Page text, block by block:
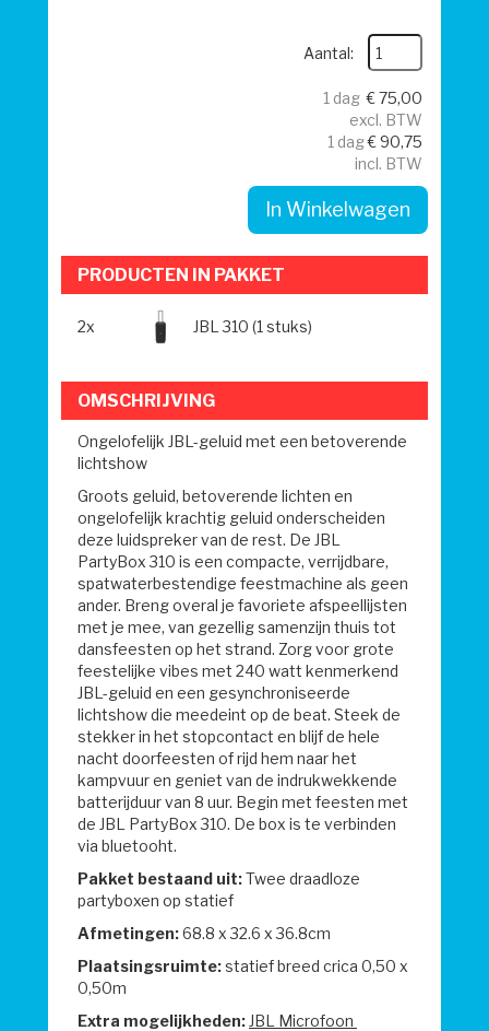
Aantal:
1 dag € 75,00
excl. BTW
1 dag€ 90,75
incl. BTW
In Winkelwagen
PRODUCTEN IN PAKKET
2x JBL 310 (1 stuks)
OMSCHRIJVING
Ongelofelijk JBL-geluid met een betoverende
lichtshow
Groots geluid, betoverende lichten en
ongelofelijk krachtig geluid onderscheiden
deze luidspreker van de rest. De JBL
PartyBox 310 is een compacte, verrijdbare,
spatwaterbestendige feestmachine als geen
ander. Breng overal je favoriete afspeellijsten
met je mee, van gezellig samenzijn thuis tot
dansfeesten op het strand. Zorg voor grote
feestelijke vibes met 240 watt kenmerkend
JBL-geluid en een gesynchroniseerde
lichtshow die meedeint op de beat. Steek de
stekker in het stopcontact en blijf de hele
nacht doorfeesten of rijd hem naar het
kampvuur en geniet van de indrukwekkende
batterijduur van 8 uur. Begin met feesten met
de JBL PartyBox 310. De box is te verbinden
via bluetooht.
Pakket bestaand uit:Twee draadloze
partyboxen op statief
Afmetingen:68.8 x 32.6 x 36.8cm
Plaatsingsruimte:statief breed crica 0,50 x
0,50m
Extra mogelijkheden: JBL Microfoon